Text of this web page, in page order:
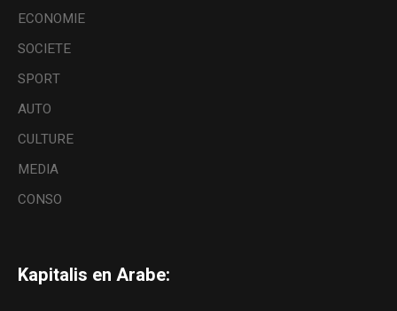
ECONOMIE
SOCIETE
SPORT
AUTO
CULTURE
MEDIA
CONSO
Kapitalis en Arabe: